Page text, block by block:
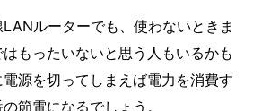
ルーターでも、使わないときま
もったいないと思う人もいるかも
源を切ってしまえば電力を消費す
節電になるでしょう。